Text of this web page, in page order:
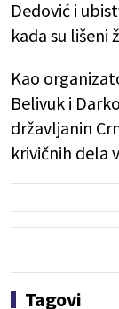
Dedović i
kada su lišeni
Kao
Belivuk i
državljanin
krivičnih dela
Tagovi